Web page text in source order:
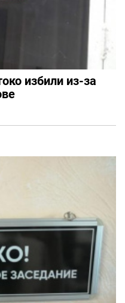
избили из-за